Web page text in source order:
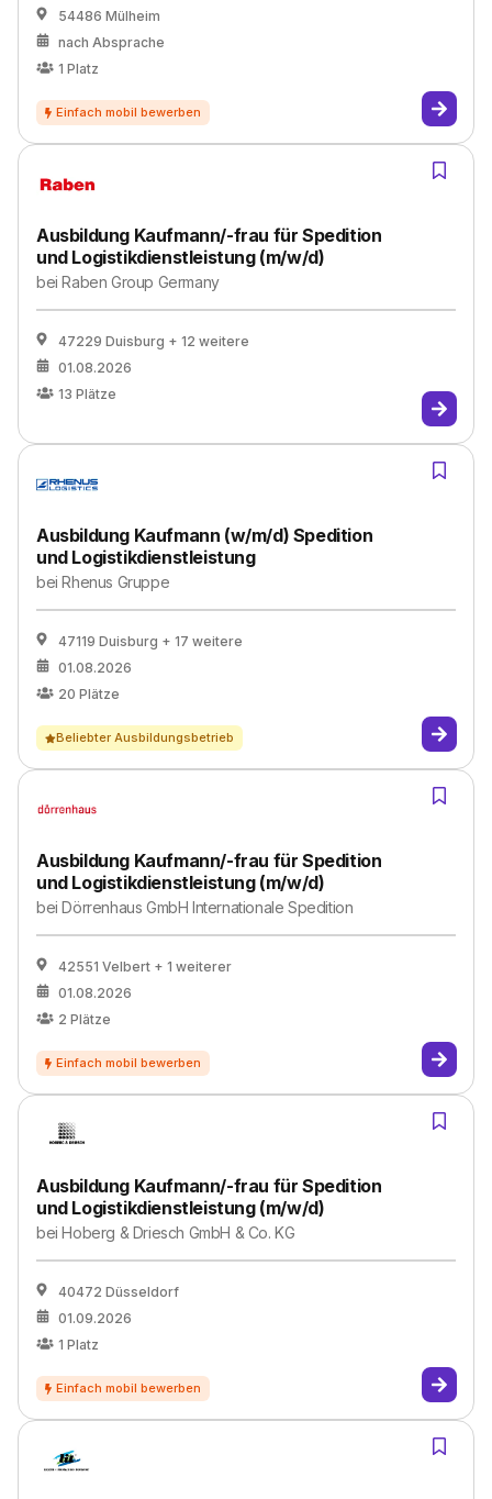
54486 Mülheim
nach Absprache
1 Platz
Ausbildung Kaufmann/-frau für Spedition
und Logistikdienstleistung (m/w/d)
beiRaben Group Germany
47229 Duisburg + 12 weitere
01.08.2026
13 Plätze
Ausbildung Kaufmann (w/m/d) Spedition
und Logistikdienstleistung
beiRhenus Gruppe
47119 Duisburg + 17 weitere
01.08.2026
20 Plätze
Beliebter Ausbildungsbetrieb
Ausbildung Kaufmann/-frau für Spedition
und Logistikdienstleistung (m/w/d)
beiDörrenhaus GmbH Internationale Spedition
42551 Velbert + 1 weiterer
01.08.2026
2 Plätze
Ausbildung Kaufmann/-frau für Spedition
und Logistikdienstleistung (m/w/d)
beiHoberg & Driesch GmbH & Co. KG
40472 Düsseldorf
01.09.2026
1 Platz